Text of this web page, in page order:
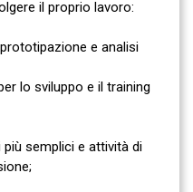
il proprio lavoro:
e analisi
lo sviluppo e il training
più semplici e attività di